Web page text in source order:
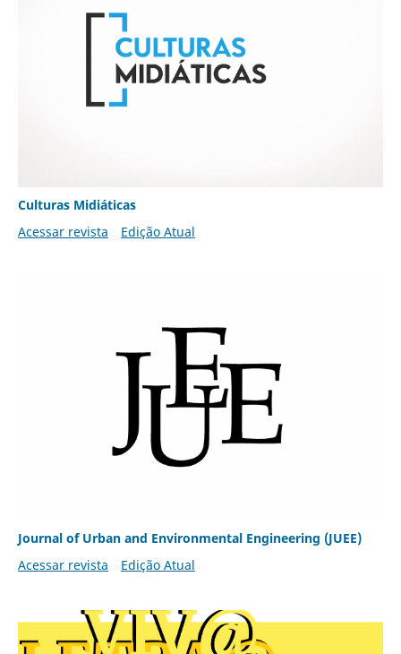
Culturas Midiáticas
Acessar revista
Edição Atual
Journal of Urban and Environmental Engineering (JUEE)
Acessar revista
Edição Atual